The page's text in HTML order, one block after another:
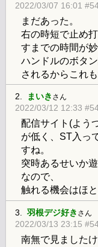
2022/03/07 16:01
まだあった。
右の時短で止め
すまでの時間が妙
ハンドルのボタ
されるからこれ
2. まいき さん
2022/03/12 12:33
配信サイト(よう
が低く、ST入っ
すね。
突時あるせいか
なので、
触れる機会はほ
3. 羽根デジ好き さん
2022/03/13 23:15
南無で見ました